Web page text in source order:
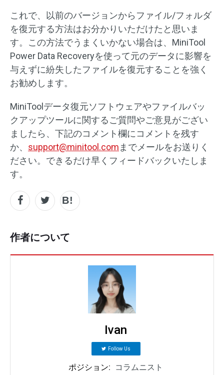
これで、以前のバージョンからファイル/フォルダ
を復元する方法はお分かりいただけたと思いま
す。この方法でうまくいかない場合は、MiniTool
Power Data Recoveryを使って元のデータに影響を
与えずに紛失したファイルを復元することを強く
お勧めします。
MiniToolデータ復元ソフトウェアやファイルバッ
クアップツールに関するご質問やご意見がござい
ましたら、下記のコメント欄にコメントを残す
か、 support@minitool.com までメールをお送りく
ださい。できるだけ早くフィードバックいたしま
す。
作者について
Ivan
Follow Us
ポジション:
コラムニスト